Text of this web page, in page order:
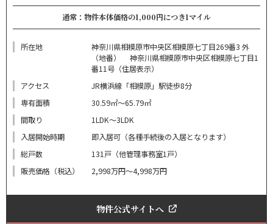
通常：物件本体価格の1,000円につき1マイル
所在地
神奈川県相模原市中央区相模原七丁目269番3 外
（地番） 神奈川県相模原市中央区相模原七丁目1
番11号（住居表示）
アクセス
JR横浜線「相模原」駅徒歩8分
専有面積
30.59㎡～65.79㎡
間取り
1LDK～3LDK
入居開始時期
即入居可（各種手続後の入居となります）
総戸数
131戸（他管理事務室1戸）
販売価格（税込）
2,998万円～4,998万円
物件公式サイトへ